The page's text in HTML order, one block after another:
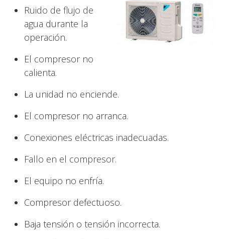
Ruido de flujo de
agua durante la
operación.
El compresor no
calienta.
La unidad no enciende.
El compresor no arranca.
Conexiones eléctricas inadecuadas.
Fallo en el compresor.
El equipo no enfría.
Compresor defectuoso.
Baja tensión o tensión incorrecta.